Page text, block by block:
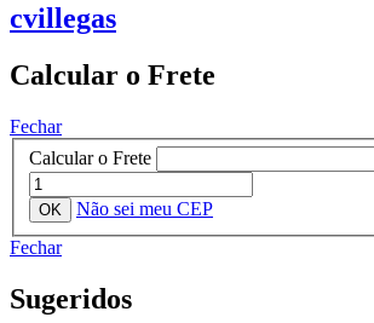
cvillegas
Calcular o Frete
Fechar
Calcular o Frete
Não sei meu CEP
Fechar
Sugeridos